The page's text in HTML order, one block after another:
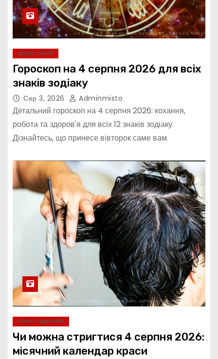
ЦІКАВО ЗНАТИ
Гороскоп на 4 серпня 2026 для всіх
знаків зодіаку
Сер 3, 2026 Adminmisto
Детальний гороскоп на 4 серпня 2026: кохання,
робота та здоров'я для всіх 12 знаків зодіаку.
Дізнайтесь, що принесе вівторок саме вам.
СПОРТ І ЗДОРОВ’Я
Чи можна стригтися 4 серпня 2026:
місячний календар краси